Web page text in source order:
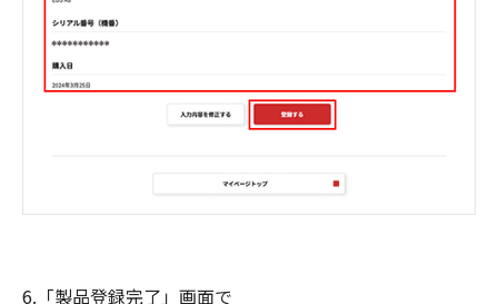
6.「製品登録完了」画面で